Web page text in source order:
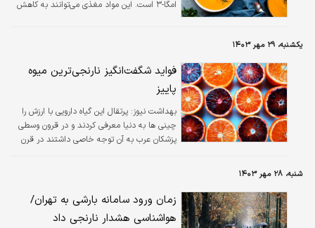
امگا-۳ است. این مواد مغذی می‌توانند به کاهش
یکشنبه، ۲۹ مهر ۱۴۰۳
فواید شگفت‌انگیز نارنجی‌ترین میوه
پاییز
بهداشت نیوز: پرتقال این گیاه دارویی با ارزش را
چینی ها به دنیا معرفی کردند و در قرون وسطی
پزشکان عرب به آن توجه خاصی داشتند در قرن
شنبه، ۲۸ مهر ۱۴۰۳
زمان ورود سامانه بارشی به تهران/
هواشناسی هشدار نارنجی داد